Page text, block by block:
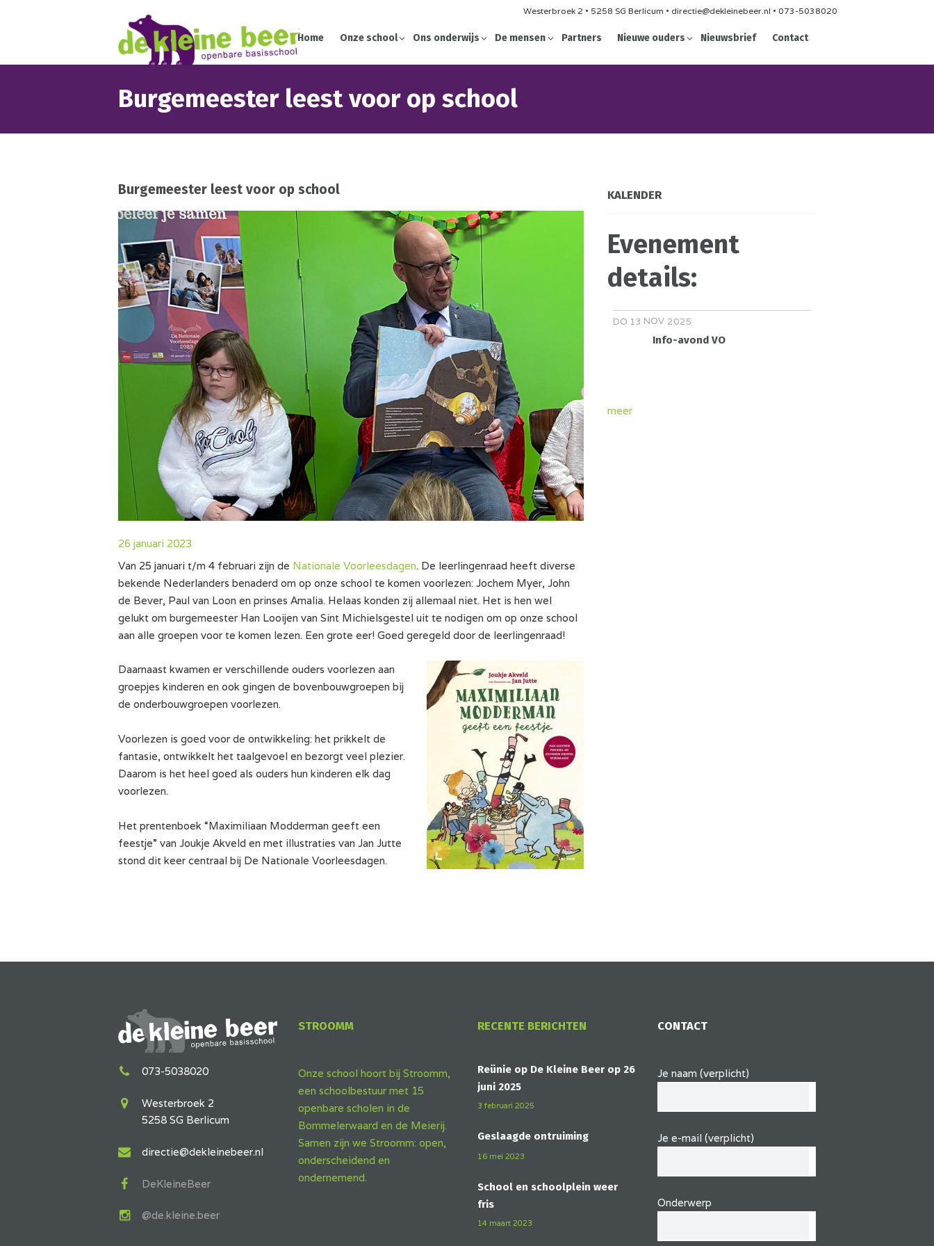
Westerbroek 2 • 5258 SG Berlicum • directie@dekleinebeer.nl • 073-5038020
Home Onze school Ons onderwijs De mensen Partners Nieuwe ouders Nieuwsbrief Contact
Burgemeester leest voor op school
Burgemeester leest voor op school
26 januari 2023
Van 25 januari t/m 4 februari zijn de Nationale Voorleesdagen. De leerlingenraad heeft diverse
bekende Nederlanders benaderd om op onze school te komen voorlezen: Jochem Myer, John
de Bever, Paul van Loon en prinses Amalia. Helaas konden zij allemaal niet. Het is hen wel
gelukt om burgemeester Han Looijen van Sint Michielsgestel uit te nodigen om op onze school
aan alle groepen voor te komen lezen. Een grote eer! Goed geregeld door de leerlingenraad!
Daarnaast kwamen er verschillende ouders voorlezen aan
groepjes kinderen en ook gingen de bovenbouwgroepen bij
de onderbouwgroepen voorlezen.
Voorlezen is goed voor de ontwikkeling: het prikkelt de
fantasie, ontwikkelt het taalgevoel en bezorgt veel plezier.
Daarom is het heel goed als ouders hun kinderen elk dag
voorlezen.
Het prentenboek “Maximiliaan Modderman geeft een
feestje” van Joukje Akveld en met illustraties van Jan Jutte
stond dit keer centraal bij De Nationale Voorleesdagen.
KALENDER
Evenement
details:
DO 13 NOV 2025
Info-avond VO
meer
073-5038020
Westerbroek 2
5258 SG Berlicum
directie@dekleinebeer.nl
DeKleineBeer
@de.kleine.beer
STROOMM
Onze school hoort bij Stroomm,
een schoolbestuur met 15
openbare scholen in de
Bommelerwaard en de Meierij.
Samen zijn we Stroomm: open,
onderscheidend en
ondernemend.
RECENTE BERICHTEN
Reünie op De Kleine Beer op 26
juni 2025
3 februari 2025
Geslaagde ontruiming
16 mei 2023
School en schoolplein weer
fris
14 maart 2023
CONTACT
Je naam (verplicht)
Je e-mail (verplicht)
Onderwerp